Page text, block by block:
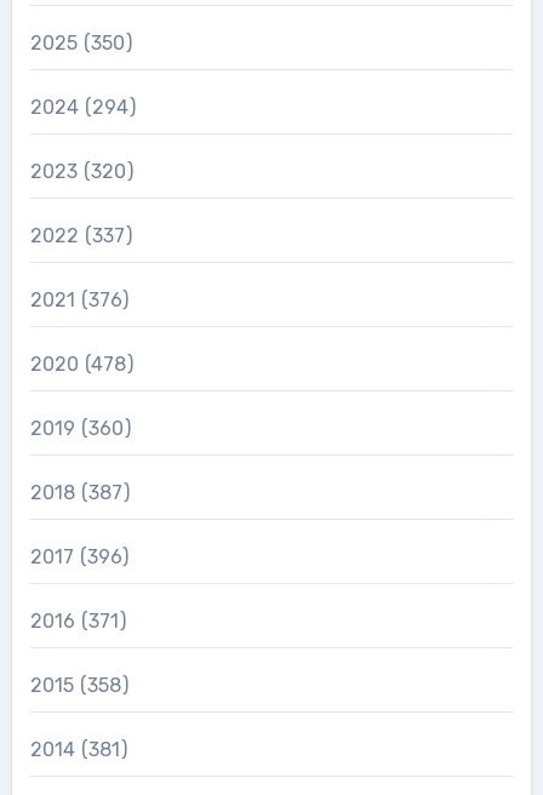
2025 (350)
2024 (294)
2023 (320)
2022 (337)
2021 (376)
2020 (478)
2019 (360)
2018 (387)
2017 (396)
2016 (371)
2015 (358)
2014 (381)